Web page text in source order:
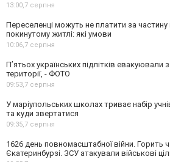
13:00,7 серпня
Переселенці можуть не платити за частину
покинутому житлі: які умови
10:06,7 серпня
П’ятьох українських підлітків
території, - ФОТО
09:53,7 серпня
У маріупольських школах триває набір
та куди звертатися
09:35,7 серпня
1626 день повномасштабної війни. Горить
Єкатеринбурзі. ЗСУ атакували військові